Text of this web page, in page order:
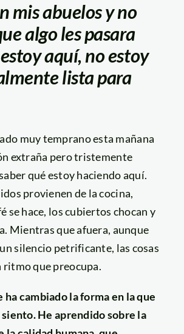
mis abuelos y no
algo les pasara
aquí, no estoy
lista para
muy temprano esta mañana
extraña pero tristemente
qué estoy haciendo aquí.
provienen de la cocina,
se hace, los cubiertos chocan y
Mientras que afuera, aunque
silencio petrificante, las cosas
ritmo que preocupa.
cambiado la forma en la que
He aprendido sobre la